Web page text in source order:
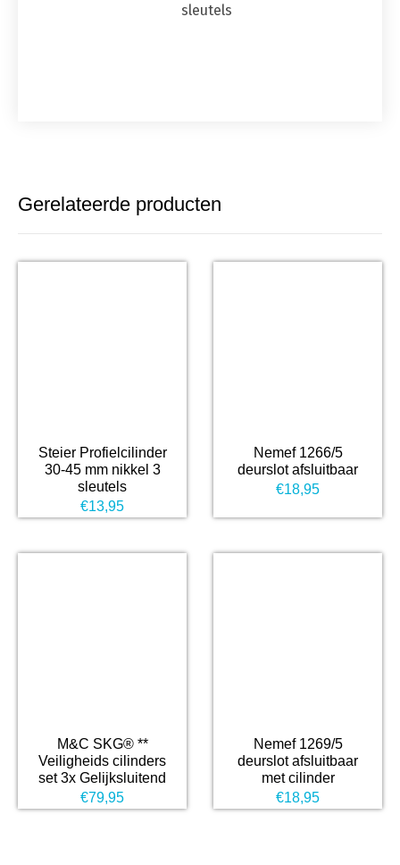
sleutels
Gerelateerde producten
Steier Profielcilinder
30-45 mm nikkel 3
sleutels
€13,95
Nemef 1266/5
deurslot afsluitbaar
€18,95
M&C SKG® **
Veiligheids cilinders
set 3x Gelijksluitend
€79,95
Nemef 1269/5
deurslot afsluitbaar
met cilinder
€18,95